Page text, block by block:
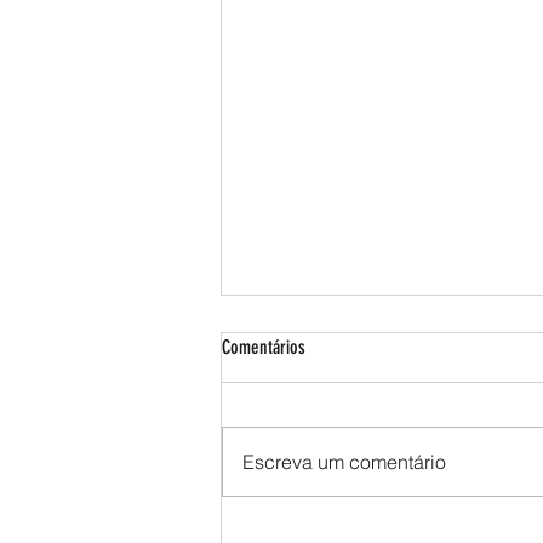
Comentários
Escreva um comentário